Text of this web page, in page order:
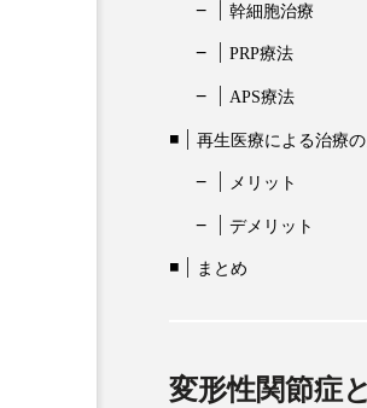
幹細胞治療
PRP療法
APS療法
再生医療による治療
メリット
デメリット
まとめ
変形性関節症